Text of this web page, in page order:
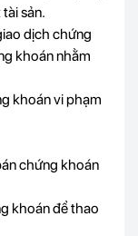
sản.
dịch chứng
khoán nhằm
khoán vi phạm
chứng khoán
khoán để thao